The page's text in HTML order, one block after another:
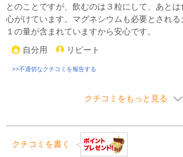
とのことですが、飲むのは３粒にして、あと
心がけています。マグネシウムも必要とされ
１の量が含まれていますから安心です。
自分用
リピート
>>不適切なクチコミを報告する
クチコミをもっと見る
クチコミを書く